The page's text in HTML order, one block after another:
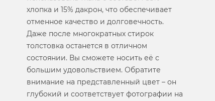
хлопка и 15% дакрон, что обеспечивает
отменное качество и долговечность.
Даже после многократных стирок
толстовка останется в отличном
состоянии. Вы сможете носить её с
большим удовольствием. Обратите
внимание на представленный цвет – он
глубокий и соответствует фотографии на